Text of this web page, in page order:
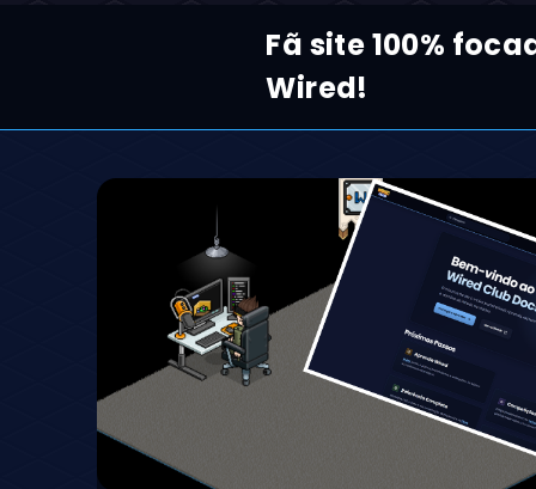
Fã site 100%
Wired!